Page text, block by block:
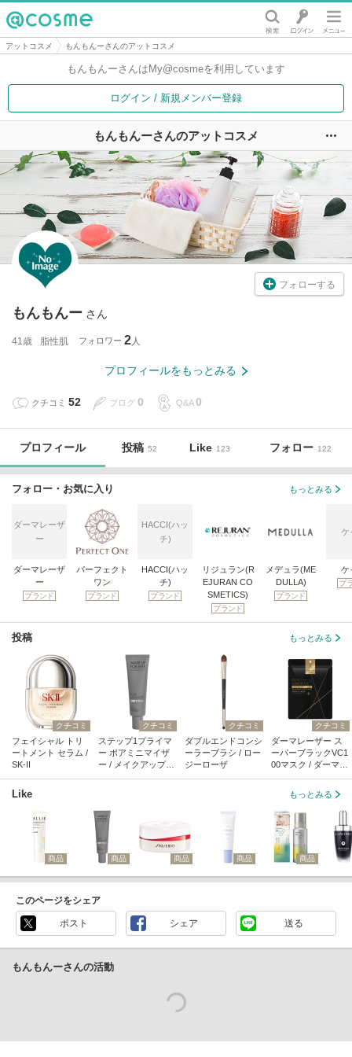
@cosme
アットコスメ もんもんーさんのアットコスメ
もんもんーさんは My@cosmeを利用しています
ログイン / 新規メンバー登録
もんもんーさんのアットコスメ
フォローする
もんもんー さん
41歳 脂性肌 フォロワー 2
プロフィールをもっとみる
クチコミ 52 ブログ 0 Q&A 0
プロフィール 投稿 52 Like 123 フォロー 122
フォロー・お気に入り もっとみる
ダーマレーザ
ー
ダーマレーザ
ー
ブランド
パーフェクト
ワン
ブランド
HACCI(ハッ
チ)
HACCI(ハッ
チ)
ブランド
リジュラン(R
EJURAN CO
SMETICS)
ブランド
メデュラ(ME
DULLA)
ブランド
ケ
ケ
ブ
投稿 もっとみる
クチコミ
フェイシャル トリ
ートメント セラム /
SK-II
クチコミ
ステップ1プライマ
ー ポアミニマイザ
ー / メイクアップフ
クチコミ
ダブルエンドコンシ
ーラーブラシ / ロー
ジーローザ
クチコミ
ダーマレーザー ス
ーパーブラックVC1
00マスク / ダーマレ
Like もっとみる
商品 商品 商品 商品 商品
このページをシェア
ポスト シェア 送る
もんもんーさんの活動